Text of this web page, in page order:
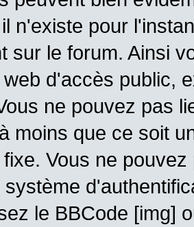
n'existe pour
sur le forum. Ainsi
d'accès public,
ne pouvez pas
moins que ce soit
Vous ne
le BBCode [img]